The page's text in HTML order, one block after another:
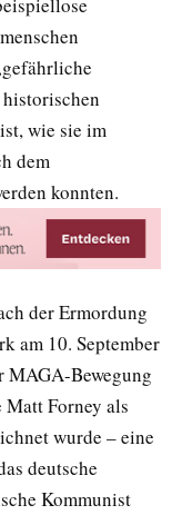
wie sie im
dem
konnten.
der Ermordung
am 10. September
MAGA-Bewegung
Forney als
wurde – eine
deutsche
Kommunist